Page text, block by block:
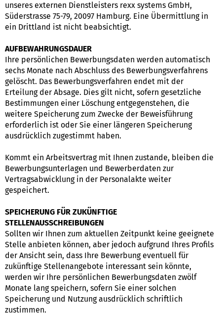
unseres externen Dienstleisters rexx systems GmbH,
Süderstrasse 75-79, 20097 Hamburg. Eine Übermittlung in
ein Drittland ist nicht beabsichtigt.
AUFBEWAHRUNGSDAUER
Ihre persönlichen Bewerbungsdaten werden automatisch
sechs Monate nach Abschluss des Bewerbungsverfahrens
gelöscht. Das Bewerbungsverfahren endet mit der
Erteilung der Absage. Dies gilt nicht, sofern gesetzliche
Bestimmungen einer Löschung entgegenstehen, die
weitere Speicherung zum Zwecke der Beweisführung
erforderlich ist oder Sie einer längeren Speicherung
ausdrücklich zugestimmt haben.
Kommt ein Arbeitsvertrag mit Ihnen zustande, bleiben die
Bewerbungsunterlagen und Bewerberdaten zur
Vertragsabwicklung in der Personalakte weiter
gespeichert.
SPEICHERUNG FÜR ZUKÜNFTIGE
STELLENAUSSCHREIBUNGEN
Sollten wir Ihnen zum aktuellen Zeitpunkt keine geeignete
Stelle anbieten können, aber jedoch aufgrund Ihres Profils
der Ansicht sein, dass Ihre Bewerbung eventuell für
zukünftige Stellenangebote interessant sein könnte,
werden wir Ihre persönlichen Bewerbungsdaten zwölf
Monate lang speichern, sofern Sie einer solchen
Speicherung und Nutzung ausdrücklich schriftlich
zustimmen.